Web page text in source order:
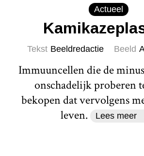
Actueel
Tekst Beeldredactie Beeld
Immuuncellen die de
onschadelijk proberen
bekopen dat vervolgens
leven.
Lees meer